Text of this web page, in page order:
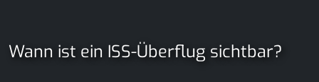
Wann ist ein ISS-Überflug sichtbar?